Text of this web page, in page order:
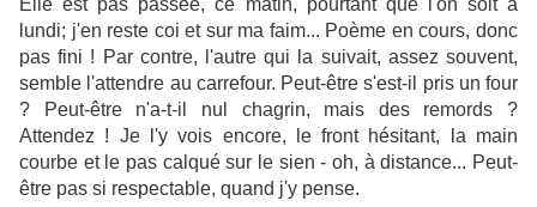
Elle est pas passée, ce matin, pourtant que l'on soit à
lundi; j'en reste coi et sur ma faim... Poème en cours, donc
pas fini ! Par contre, l'autre qui la suivait, assez souvent,
semble l'attendre au carrefour. Peut-être s'est-il pris un four
? Peut-être n'a-t-il nul chagrin, mais des remords ?
Attendez ! Je l'y vois encore, le front hésitant, la main
courbe et le pas calqué sur le sien - oh, à distance... Peut-
être pas si respectable, quand j'y pense.